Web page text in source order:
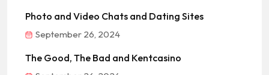
Photo and Video Chats and Dating Sites
September 26, 2024
The Good, The Bad and Kentcasino